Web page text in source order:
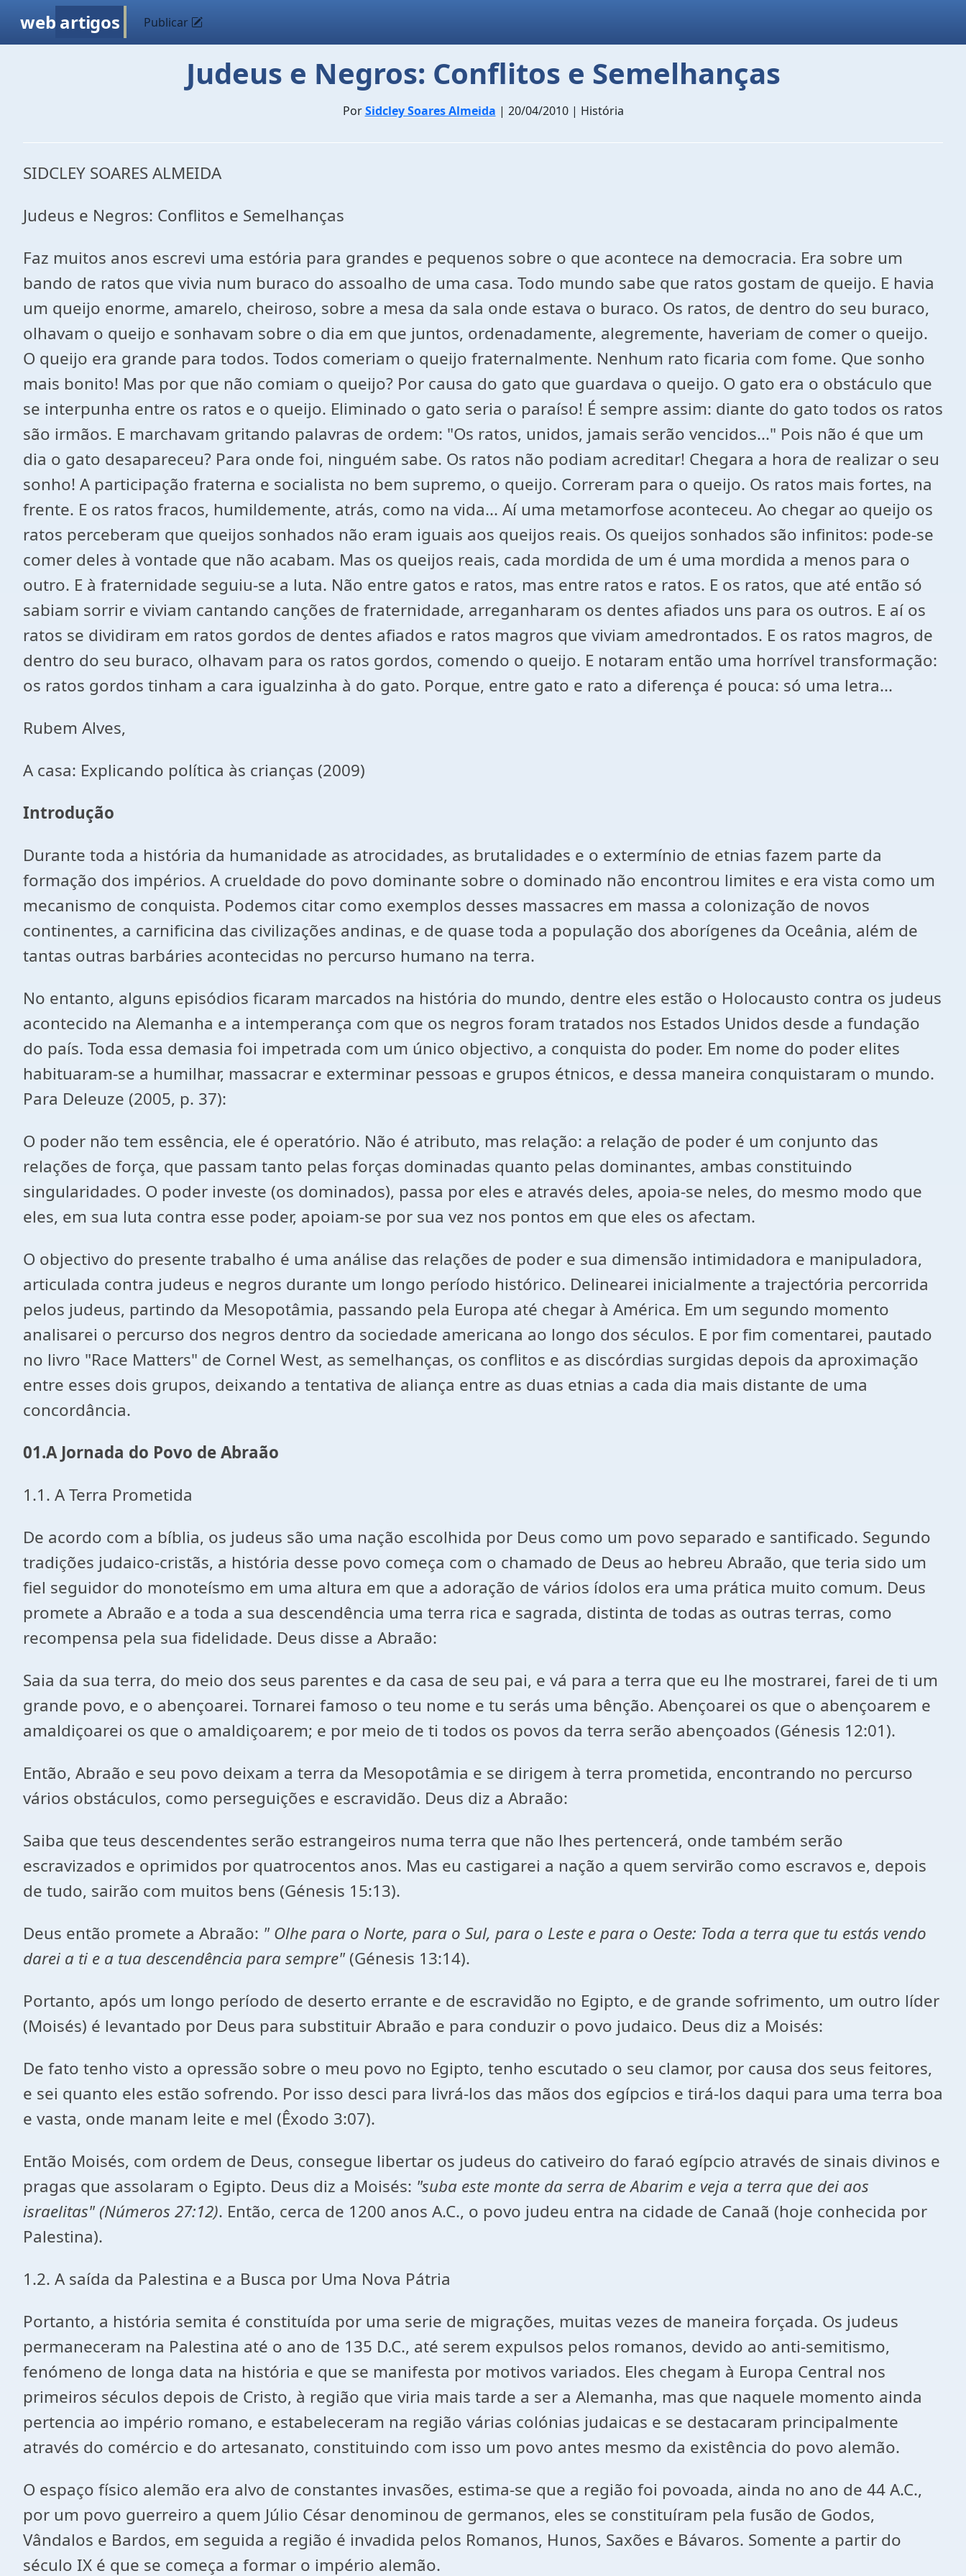
web artigos Publicar
Judeus e Negros: Conflitos e Semelhanças
PorSidcley Soares Almeida | 20/04/2010 | História
SIDCLEY SOARES ALMEIDA
Judeus e Negros: Conflitos e Semelhanças
Faz muitos anos escrevi uma estória para grandes e pequenos sobre o que acontece na democracia. Era sobre um
bando de ratos que vivia num buraco do assoalho de uma casa. Todo mundo sabe que ratos gostam de queijo. E havia
um queijo enorme, amarelo, cheiroso, sobre a mesa da sala onde estava o buraco. Os ratos, de dentro do seu buraco,
olhavam o queijo e sonhavam sobre o dia em que juntos, ordenadamente, alegremente, haveriam de comer o queijo.
O queijo era grande para todos. Todos comeriam o queijo fraternalmente. Nenhum rato ficaria com fome. Que sonho
mais bonito! Mas por que não comiam o queijo? Por causa do gato que guardava o queijo. O gato era o obstáculo que
se interpunha entre os ratos e o queijo. Eliminado o gato seria o paraíso! É sempre assim: diante do gato todos os ratos
são irmãos. E marchavam gritando palavras de ordem: "Os ratos, unidos, jamais serão vencidos..." Pois não é que um
dia o gato desapareceu? Para onde foi, ninguém sabe. Os ratos não podiam acreditar! Chegara a hora de realizar o seu
sonho! A participação fraterna e socialista no bem supremo, o queijo. Correram para o queijo. Os ratos mais fortes, na
frente. E os ratos fracos, humildemente, atrás, como na vida... Aí uma metamorfose aconteceu. Ao chegar ao queijo os
ratos perceberam que queijos sonhados não eram iguais aos queijos reais. Os queijos sonhados são infinitos: pode-se
comer deles à vontade que não acabam. Mas os queijos reais, cada mordida de um é uma mordida a menos para o
outro. E à fraternidade seguiu-se a luta. Não entre gatos e ratos, mas entre ratos e ratos. E os ratos, que até então só
sabiam sorrir e viviam cantando canções de fraternidade, arreganharam os dentes afiados uns para os outros. E aí os
ratos se dividiram em ratos gordos de dentes afiados e ratos magros que viviam amedrontados. E os ratos magros, de
dentro do seu buraco, olhavam para os ratos gordos, comendo o queijo. E notaram então uma horrível transformação:
os ratos gordos tinham a cara igualzinha à do gato. Porque, entre gato e rato a diferença é pouca: só uma letra...
Rubem Alves,
A casa: Explicando política às crianças (2009)
Introdução
Durante toda a história da humanidade as atrocidades, as brutalidades e o extermínio de etnias fazem parte da
formação dos impérios. A crueldade do povo dominante sobre o dominado não encontrou limites e era vista como um
mecanismo de conquista. Podemos citar como exemplos desses massacres em massa a colonização de novos
continentes, a carnificina das civilizações andinas, e de quase toda a população dos aborígenes da Oceânia, além de
tantas outras barbáries acontecidas no percurso humano na terra.
No entanto, alguns episódios ficaram marcados na história do mundo, dentre eles estão o Holocausto contra os judeus
acontecido na Alemanha e a intemperança com que os negros foram tratados nos Estados Unidos desde a fundação
do país. Toda essa demasia foi impetrada com um único objectivo, a conquista do poder. Em nome do poder elites
habituaram-se a humilhar, massacrar e exterminar pessoas e grupos étnicos, e dessa maneira conquistaram o mundo.
Para Deleuze (2005, p. 37):
O poder não tem essência, ele é operatório. Não é atributo, mas relação: a relação de poder é um conjunto das
relações de força, que passam tanto pelas forças dominadas quanto pelas dominantes, ambas constituindo
singularidades. O poder investe (os dominados), passa por eles e através deles, apoia-se neles, do mesmo modo que
eles, em sua luta contra esse poder, apoiam-se por sua vez nos pontos em que eles os afectam.
O objectivo do presente trabalho é uma análise das relações de poder e sua dimensão intimidadora e manipuladora,
articulada contra judeus e negros durante um longo período histórico. Delinearei inicialmente a trajectória percorrida
pelos judeus, partindo da Mesopotâmia, passando pela Europa até chegar à América. Em um segundo momento
analisarei o percurso dos negros dentro da sociedade americana ao longo dos séculos. E por fim comentarei, pautado
no livro "Race Matters" de Cornel West, as semelhanças, os conflitos e as discórdias surgidas depois da aproximação
entre esses dois grupos, deixando a tentativa de aliança entre as duas etnias a cada dia mais distante de uma
concordância.
01.A Jornada do Povo de Abraão
1.1. A Terra Prometida
De acordo com a bíblia, os judeus são uma nação escolhida por Deus como um povo separado e santificado. Segundo
tradições judaico-cristãs, a história desse povo começa com o chamado de Deus ao hebreu Abraão, que teria sido um
fiel seguidor do monoteísmo em uma altura em que a adoração de vários ídolos era uma prática muito comum. Deus
promete a Abraão e a toda a sua descendência uma terra rica e sagrada, distinta de todas as outras terras, como
recompensa pela sua fidelidade. Deus disse a Abraão:
Saia da sua terra, do meio dos seus parentes e da casa de seu pai, e vá para a terra que eu lhe mostrarei, farei de ti um
grande povo, e o abençoarei. Tornarei famoso o teu nome e tu serás uma bênção. Abençoarei os que o abençoarem e
amaldiçoarei os que o amaldiçoarem; e por meio de ti todos os povos da terra serão abençoados (Génesis 12:01).
Então, Abraão e seu povo deixam a terra da Mesopotâmia e se dirigem à terra prometida, encontrando no percurso
vários obstáculos, como perseguições e escravidão. Deus diz a Abraão:
Saiba que teus descendentes serão estrangeiros numa terra que não lhes pertencerá, onde também serão
escravizados e oprimidos por quatrocentos anos. Mas eu castigarei a nação a quem servirão como escravos e, depois
de tudo, sairão com muitos bens (Génesis 15:13).
Deus então promete a Abraão: " Olhe para o Norte, para o Sul, para o Leste e para o Oeste: Toda a terra que tu estás vendo
darei a ti e a tua descendência para sempre" (Génesis 13:14).
Portanto, após um longo período de deserto errante e de escravidão no Egipto, e de grande sofrimento, um outro líder
(Moisés) é levantado por Deus para substituir Abraão e para conduzir o povo judaico. Deus diz a Moisés:
De fato tenho visto a opressão sobre o meu povo no Egipto, tenho escutado o seu clamor, por causa dos seus feitores,
e sei quanto eles estão sofrendo. Por isso desci para livrá-los das mãos dos egípcios e tirá-los daqui para uma terra boa
e vasta, onde manam leite e mel (Êxodo 3:07).
Então Moisés, com ordem de Deus, consegue libertar os judeus do cativeiro do faraó egípcio através de sinais divinos e
pragas que assolaram o Egipto. Deus diz a Moisés: "suba este monte da serra de Abarim e veja a terra que dei aos
israelitas" (Números 27:12). Então, cerca de 1200 anos A.C., o povo judeu entra na cidade de Canaã (hoje conhecida por
Palestina).
1.2. A saída da Palestina e a Busca por Uma Nova Pátria
Portanto, a história semita é constituída por uma serie de migrações, muitas vezes de maneira forçada. Os judeus
permaneceram na Palestina até o ano de 135 D.C., até serem expulsos pelos romanos, devido ao anti-semitismo,
fenómeno de longa data na história e que se manifesta por motivos variados. Eles chegam à Europa Central nos
primeiros séculos depois de Cristo, à região que viria mais tarde a ser a Alemanha, mas que naquele momento ainda
pertencia ao império romano, e estabeleceram na região várias colónias judaicas e se destacaram principalmente
através do comércio e do artesanato, constituindo com isso um povo antes mesmo da existência do povo alemão.
O espaço físico alemão era alvo de constantes invasões, estima-se que a região foi povoada, ainda no ano de 44 A.C.,
por um povo guerreiro a quem Júlio César denominou de germanos, eles se constituíram pela fusão de Godos,
Vândalos e Bardos, em seguida a região é invadida pelos Romanos, Hunos, Saxões e Bávaros. Somente a partir do
século IX é que se começa a formar o império alemão.